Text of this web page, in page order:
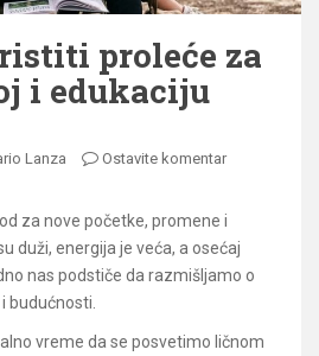
proleće za
i edukaciju
Lanza Ostavite komentar
za nove početke, promene i
duži, energija je veća, a osećaj
nas podstiče da razmišljamo o
budućnosti.
vreme da se posvetimo ličnom